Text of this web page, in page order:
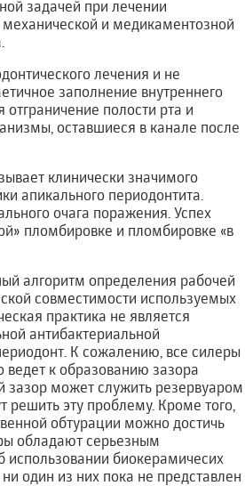
задачей при лечении
и медикаментозной
лечения и не
заполнение внутреннего
полости рта и
оставшиеся в канале после
клинически значимого
апикального периодонтита.
очага поражения. Успех
пломбировке и пломбировке «в
алгоритм определения рабочей
совместимости используемых
практика не является
антибактериальной
К сожалению, все силеры
ведет к образованию зазора
зазор может служить резервуаром
решить эту проблему. Кроме того,
обтурации можно достичь
обладают серьезным
использовании биокерамичесих
один из них пока не представлен